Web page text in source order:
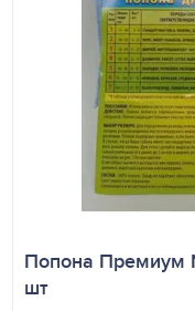
Попона Премиум
шт